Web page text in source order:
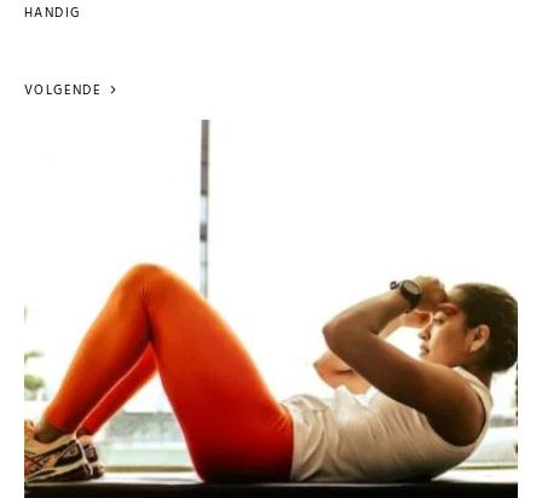
HANDIG
VOLGENDE